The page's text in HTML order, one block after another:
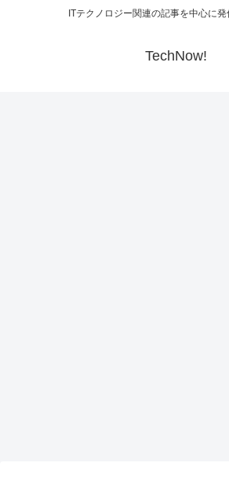
ITテクノロジー関連の記事を中心に
TechNow!